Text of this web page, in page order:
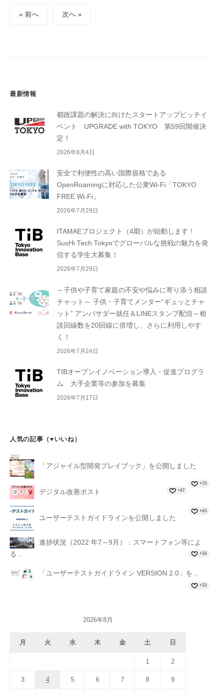
送
« 前へ 次へ »
最新情報
都政課題の解決に向けたスタートアップピッチイ
ベント UPGRADE with TOKYO 第59回開催決
定！
2026年8月4日
安全で利便性の高い国際規格である
OpenRoamingに対応した公衆Wi-Fi「TOKYO
FREE Wi-Fi」
2026年7月29日
ITAMAEプロジェクト（4期）が始動します！
SusHi Tech Tokyoでグローバルな挑戦の魅力を発
信する学生大募集！
2026年7月29日
～子供や子育て家庭の不安や悩みに寄り添う相談
チャット～ 子供・子育てメンター“ギュッとチャ
ット” アンバサダー就任＆LINEスタンプ配信～相
談回線数を20回線に倍増し、さらに利用しやす
く！
2026年7月24日
TIBオープンイノベーション導入・促進プログラ
ム 大手企業等の参加を募集
2026年7月17日
人気の記事（♥いいね）
「アジャイル型開発プレイブック」を公開しました
+70
デジタル改善ポスト +47
ユーザーテストガイドラインを公開しました
+43
進捗状況（2022 年7～9月）：スマートフォン等によ
る...
+34
「ユーザーテストガイドライン VERSION 2.0」を...
+33
2026年8月
月 火 水 木 金 土 日
1 2
3 4 5 6 7 8 9